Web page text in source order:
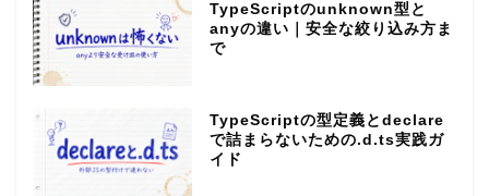
TypeScriptのunknown型と
anyの違い｜安全な絞り込み方ま
で
TypeScriptの型定義とdeclare
で詰まらないための.d.ts実践ガ
イド